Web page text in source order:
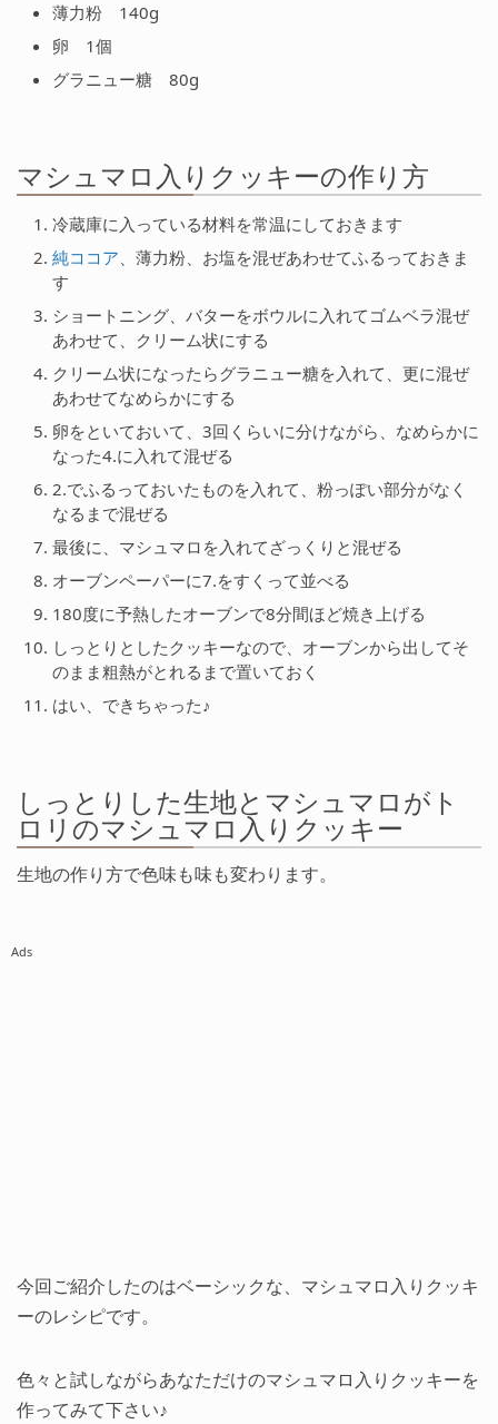
薄力粉 140g
卵 1個
グラニュー糖 80g
マシュマロ入りクッキーの作り方
冷蔵庫に入っている材料を常温にしておきます
純ココア、薄力粉、お塩を混ぜあわせてふるっておきま
す
ショートニング、バターをボウルに入れてゴムベラ混ぜ
あわせて、クリーム状にする
クリーム状になったらグラニュー糖を入れて、更に混ぜ
あわせてなめらかにする
卵をといておいて、3回くらいに分けながら、なめらかに
なった4.に入れて混ぜる
2.でふるっておいたものを入れて、粉っぽい部分がなく
なるまで混ぜる
最後に、マシュマロを入れてざっくりと混ぜる
オーブンペーパーに7.をすくって並べる
180度に予熱したオーブンで8分間ほど焼き上げる
しっとりとしたクッキーなので、オーブンから出してそ
のまま粗熱がとれるまで置いておく
はい、できちゃった♪
しっとりした生地とマシュマロがト
ロリのマシュマロ入りクッキー
生地の作り方で色味も味も変わります。
Ads
今回ご紹介したのはベーシックな、マシュマロ入りクッキ
ーのレシピです。
色々と試しながらあなただけのマシュマロ入りクッキーを
作ってみて下さい♪